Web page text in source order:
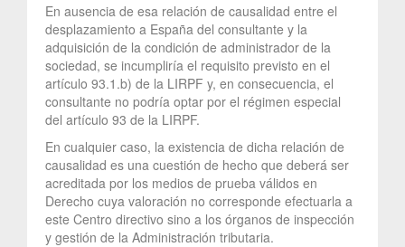
En ausencia de esa relación de causalidad entre el
desplazamiento a España del consultante y la
adquisición de la condición de administrador de la
sociedad, se incumpliría el requisito previsto en el
artículo 93.1.b) de la LIRPF y, en consecuencia, el
consultante no podría optar por el régimen especial
del artículo 93 de la LIRPF.
En cualquier caso, la existencia de dicha relación de
causalidad es una cuestión de hecho que deberá ser
acreditada por los medios de prueba válidos en
Derecho cuya valoración no corresponde efectuarla a
este Centro directivo sino a los órganos de inspección
y gestión de la Administración tributaria.